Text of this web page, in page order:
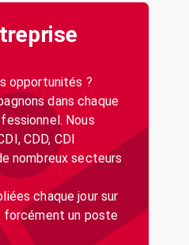
opportunités ?
dans chaque
Nous
CDD, CDI
nombreux secteurs
chaque jour sur
forcément un poste